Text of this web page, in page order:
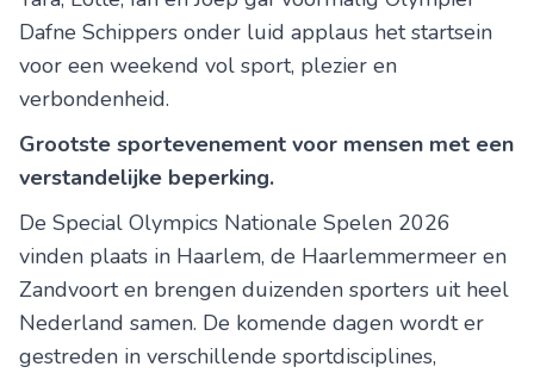
Dafne Schippers onder luid applaus het startsein
voor een weekend vol sport, plezier en
verbondenheid.
Grootste sportevenement voor mensen met een
verstandelijke beperking.
De Special Olympics Nationale Spelen 2026
vinden plaats in Haarlem, de Haarlemmermeer en
Zandvoort en brengen duizenden sporters uit heel
Nederland samen. De komende dagen wordt er
gestreden in verschillende sportdisciplines,